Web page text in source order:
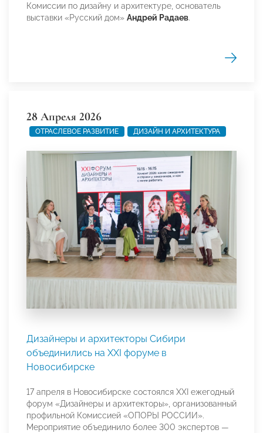
Комиссии по дизайну и архитектуре, основатель
выставки «Русский дом» Андрей Радаев.
28 Апреля 2026
ОТРАСЛЕВОЕ РАЗВИТИЕ ДИЗАЙН И АРХИТЕКТУРА
Дизайнеры и архитекторы Сибири
объединились на XXI форуме в
Новосибирске
17 апреля в Новосибирске состоялся XXI ежегодный
форум «Дизайнеры и архитекторы», организованный
профильной Комиссией «ОПОРЫ РОССИИ».
Мероприятие объединило более 300 экспертов —